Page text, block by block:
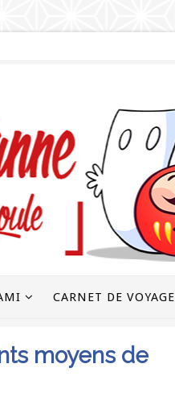
CARNET DE VOYAGE
moyens de